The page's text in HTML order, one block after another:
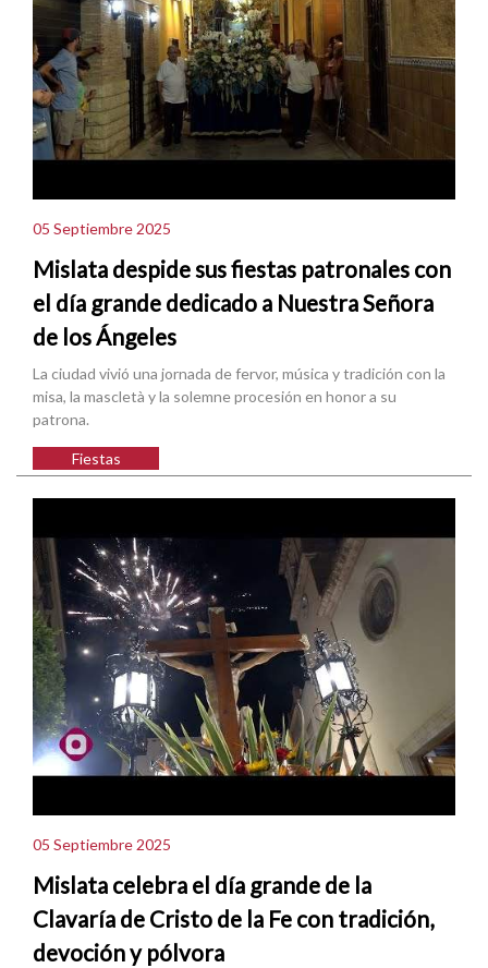
05 Septiembre 2025
Mislata despide sus fiestas patronales con
el día grande dedicado a Nuestra Señora
de los Ángeles
La ciudad vivió una jornada de fervor, música y tradición con la
misa, la mascletà y la solemne procesión en honor a su
patrona.
Fiestas
05 Septiembre 2025
Mislata celebra el día grande de la
Clavaría de Cristo de la Fe con tradición,
devoción y pólvora